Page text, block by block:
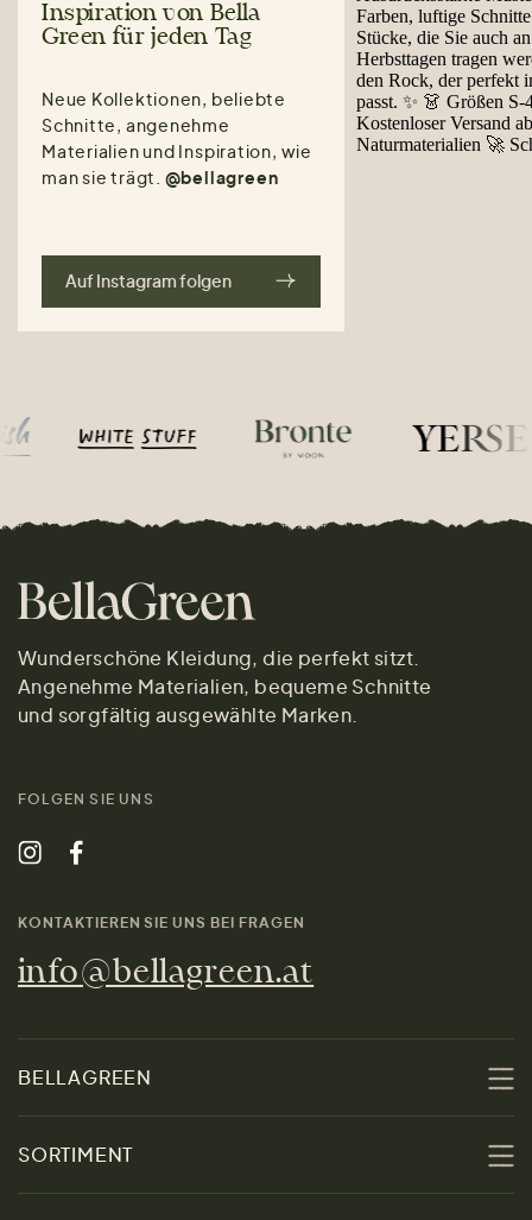
Inspiration von Bella
Green für jeden Tag
Neue Kollektionen, beliebte
Schnitte, angenehme
Materialien und Inspiration, wie
man sie trägt. @bellagreen
Auf Instagram folgen
Wunderschöne Kleidung, die perfekt sitzt.
Angenehme Materialien, bequeme Schnitte
und sorgfältig ausgewählte Marken.
FOLGEN SIE UNS
KONTAKTIEREN SIE UNS BEI FRAGEN
info@bellagreen.at
BELLAGREEN
Nachhaltigkeit
SORTIMENT